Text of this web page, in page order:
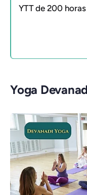
YTT de 200 horas
Yoga